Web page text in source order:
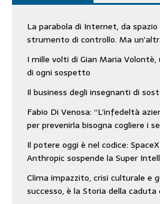
La parabola di Internet, da
strumento di controllo. Ma
I mille volti di Gian Maria
di ogni sospetto
Il business degli insegnanti di
Fabio Di Venosa: “L’infedeltà
per prevenirla bisogna cogliere i
Il potere oggi è nel codice:
Anthropic sospende la Super
Clima impazzito, crisi culturale e
successo, è la Storia della caduta